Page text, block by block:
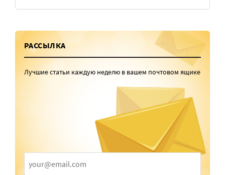
РАССЫЛКА
Лучшие статьи каждую неделю в вашем почтовом ящике